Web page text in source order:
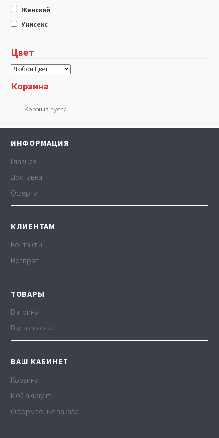
Женский
Унисекс
Цвет
Корзина
Корзина пуста.
ИНФОРМАЦИЯ
Главная
Доставка
Оферта
КЛИЕНТАМ
Контакты
Возврат
ТОВАРЫ
Витрина
Виды спорта
ВАШ КАБИНЕТ
Корзина
Мой аккаунт
Оформление заказа